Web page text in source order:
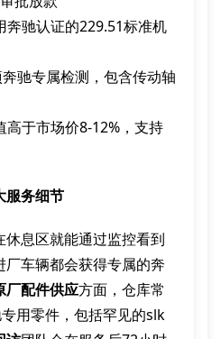
奔驰认证的229.51标准机
驰专属检测，包含传动轴
高于市场价8-12%，支持
服务细节
休息区就能通过监控看到
车辆都会获得专属的奔
厂配件供应方面，仓库常
用零件，包括罕见的slk